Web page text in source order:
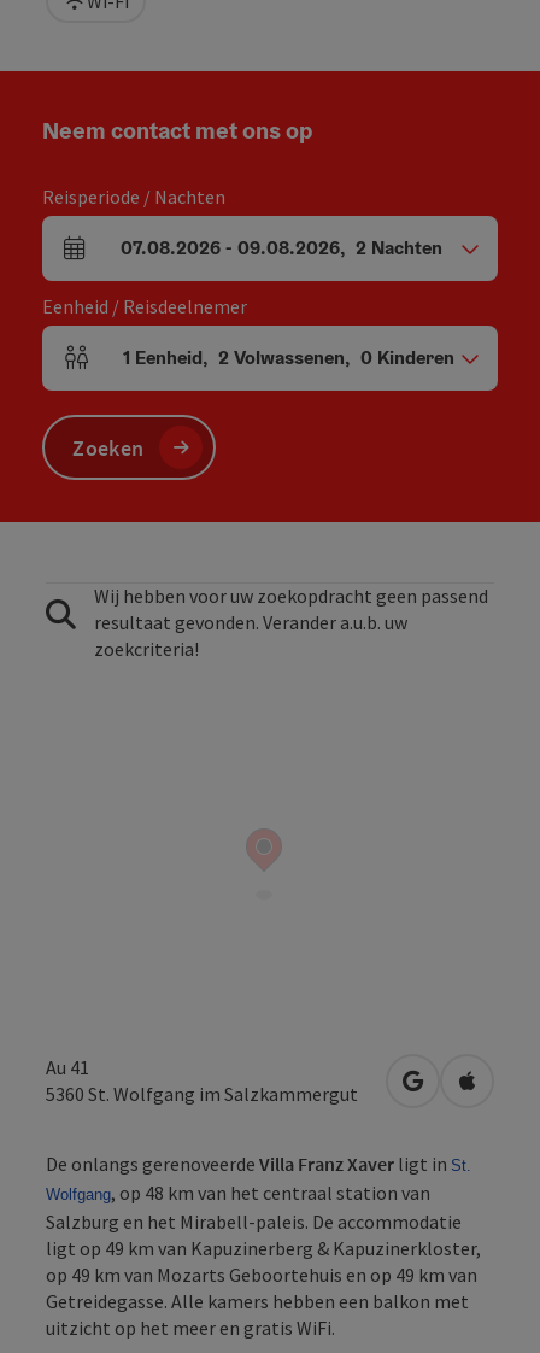
Au 41
5360 St. Wolfgang im Salzkammergut Openen in
De onlangs gerenoveerde Villa Franz Xaver ligt in St.
Wolfgang, op 48 km van het centraal station van
Salzburg en het Mirabell-paleis. De accommodatie
ligt op 49 km van Kapuzinerberg & Kapuzinerkloster,
op 49 km van Mozarts Geboortehuis en op 49 km van
Getreidegasse. Alle kamers hebben een balkon met
uitzicht op het meer en gratis WiFi.
Neem contact met ons op
Reisperiode / Nachten
Velden voor aankomst en vertrek
07.08.2026- 09.08.2026, 2 Nachten
Eenheid / Reisdeelnemer
Aantal eenheden en persoonsvelden
1 Eenheid, 2 Volwassenen, 0 Kinderen
Zoeken
Wij hebben voor uw zoekopdracht geen passend
resultaat gevonden. Verander a.u.b. uw
zoekcriteria!